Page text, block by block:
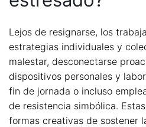
Lejos de resignarse, los
estrategias individuales y
malestar, desconectarse
dispositivos personales y
fin de jornada o incluso
de resistencia simbólica.
formas creativas de sostener